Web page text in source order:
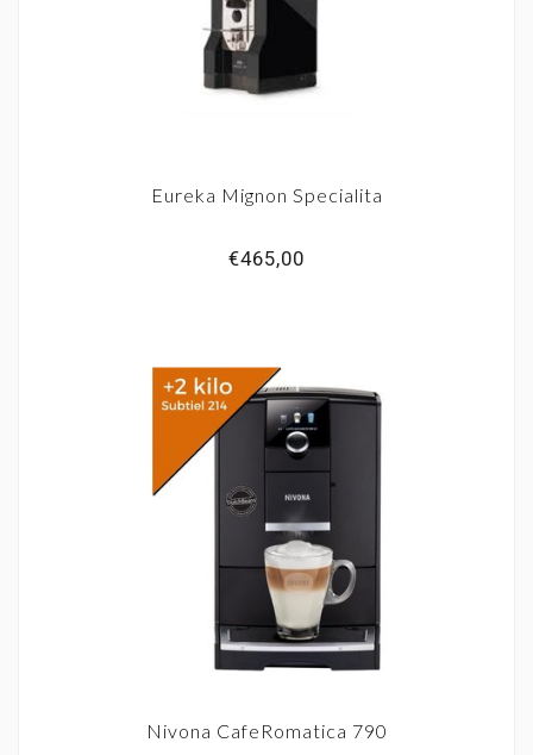
Eureka Mignon Specialita
€465,00
Nivona CafeRomatica 790